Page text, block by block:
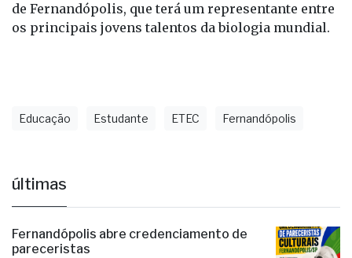
de Fernandópolis, que terá um representante entre
os principais jovens talentos da biologia mundial.
Educação Estudante ETEC Fernandópolis
últimas
Fernandópolis abre credenciamento de
pareceristas